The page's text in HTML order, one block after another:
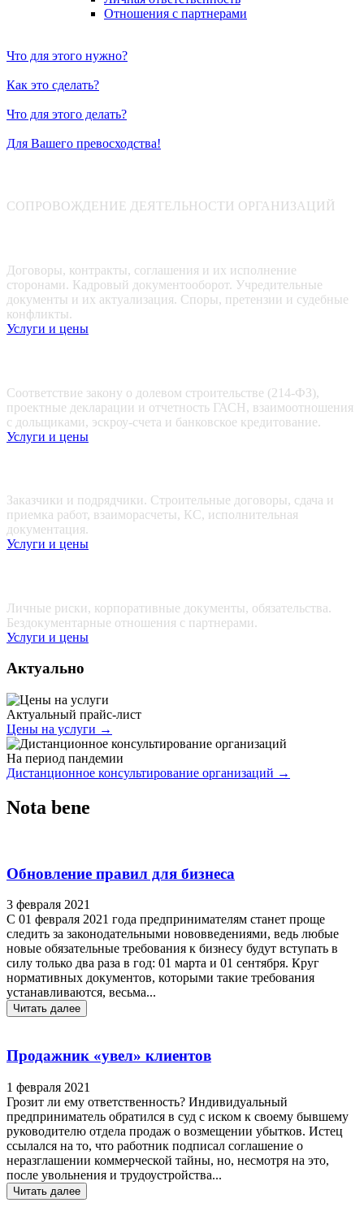
Отношения с партнерами
Что для этого нужно?
Как это сделать?
Что для этого делать?
Для Вашего превосходства!
СОПРОВОЖДЕНИЕ ДЕЯТЕЛЬНОСТИ ОРГАНИЗАЦИЙ
Договоры, контракты, соглашения и их исполнение
сторонами. Кадровый документооборот. Учредительные
документы и их актуализация. Споры, претензии и судебные
конфликты.
Услуги и цены
Соответствие закону о долевом строительстве (214-ФЗ),
проектные декларации и отчетность ГАСН, взаимоотношения
с дольщиками, эскроу-счета и банковское кредитование.
Услуги и цены
Заказчики и подрядчики. Строительные договоры, сдача и
приемка работ, взаиморасчеты, КС, исполнительная
документация.
Услуги и цены
Личные риски, корпоративные документы, обязательства.
Бездокументарные отношения с партнерами.
Услуги и цены
Актуально
Актуальный прайс-лист
Цены на услуги →
На период пандемии
Дистанционное консультирование организаций →
Nota bene
Обновление правил для бизнеса
3 февраля 2021
С 01 февраля 2021 года предпринимателям станет проще
следить за законодательными нововведениями, ведь любые
новые обязательные требования к бизнесу будут вступать в
силу только два раза в год: 01 марта и 01 сентября. Круг
нормативных документов, которыми такие требования
устанавливаются, весьма...
Читать далее
Продажник «увел» клиентов
1 февраля 2021
Грозит ли ему ответственность? Индивидуальный
предприниматель обратился в суд с иском к своему бывшему
руководителю отдела продаж о возмещении убытков. Истец
ссылался на то, что работник подписал соглашение о
неразглашении коммерческой тайны, но, несмотря на это,
после увольнения и трудоустройства...
Читать далее